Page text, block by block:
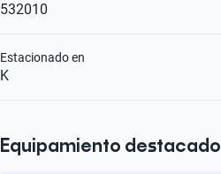
532010
K
Estacionado en
Equipamiento destacado